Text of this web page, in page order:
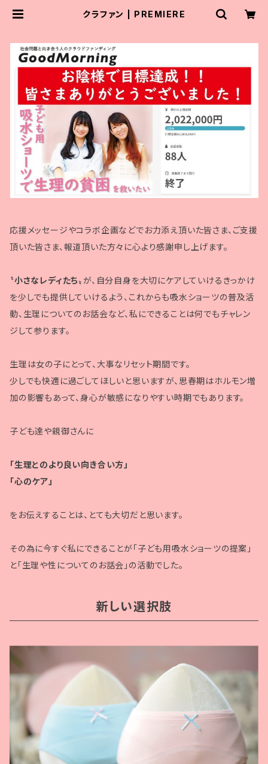
クラファン | PREMIERE
応援メッセージやコラボ企画などでお力添え頂いた皆さま、ご支援
頂いた皆さま、報道頂いた方々に心より感謝申し上げます。
〝小さなレディたち〟が、自分自身を大切にケアしていけるきっかけ
を少しでも提供していけるよう、これからも吸水ショーツの普及活
動、生理についてのお話会など、私にできることは何でもチャレン
ジして参ります。
生理は女の子にとって、大事なリセット期間です。
少しでも快適に過ごしてほしいと思いますが、思春期はホルモン増
加の影響もあって、身心が敏感になりやすい時期でもあります。
子ども達や親御さんに
「生理とのより良い向き合い方」
「心のケア」
をお伝えすることは、とても大切だと思います。
その為に今すぐ私にできることが「子ども用吸水ショーツの提案」
と「生理や性についてのお話会」の活動でした。
新しい選択肢